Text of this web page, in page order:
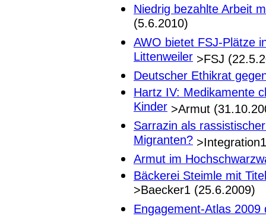
Niedrig bezahlte Arbeit
(5.6.2010)
AWO bietet FSJ-Plätze
Littenweiler >FSJ
Deutscher Ethikrat
Hartz IV: Medikamente
Kinder >Armut
Sarrazin als
Migranten?
Armut im
Bäckerei Steimle mit
>Baecker1 (25.6.2009)
Engagement-Atlas